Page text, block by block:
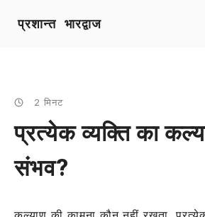
प्रशान्त भारद्वाज
2 मिनट
प्रत्येक व्यक्ति का
संभव?